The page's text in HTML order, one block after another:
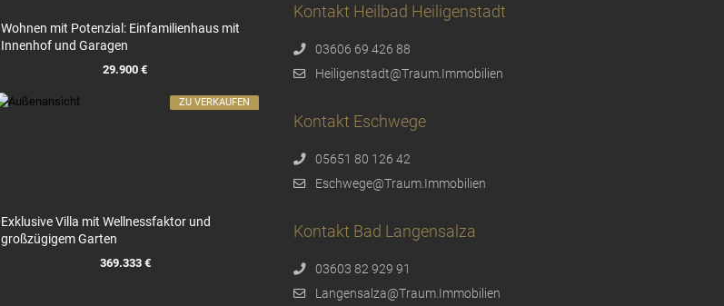
Wohnen mit Potenzial: Einfamilienhaus mit
Innenhof und Garagen
29.900 €
Exklusive Villa mit Wellnessfaktor und
großzügigem Garten
369.333 €
ZU VERKAUFEN
Kontakt Heilbad Heiligenstadt
03606 69 426 88
Heiligenstadt@Traum.Immobilien
Kontakt Eschwege
05651 80 126 42
Eschwege@Traum.Immobilien
Kontakt Bad Langensalza
03603 82 929 91
Langensalza@Traum.Immobilien